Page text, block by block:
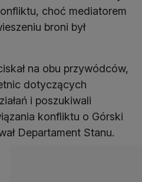
choć mediatorem
broni był
na obu przywódców,
dotyczących
i poszukiwali
konfliktu o Górski
Departament Stanu.